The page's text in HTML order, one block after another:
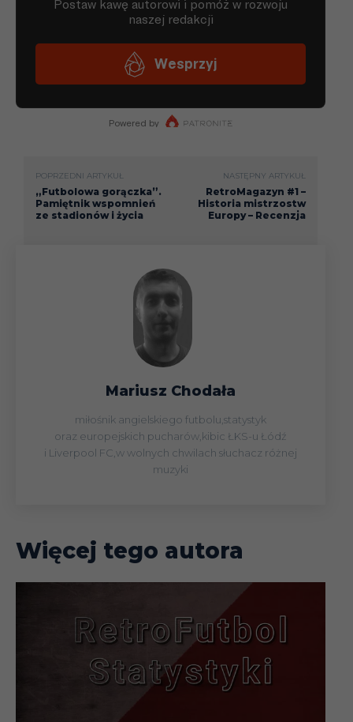
POPRZEDNI ARTYKUŁ
„Futbolowa gorączka”.
Pamiętnik wspomnień
ze stadionów i życia
NASTĘPNY ARTYKUŁ
RetroMagazyn #1 –
Historia mistrzostw
Europy – Recenzja
Mariusz Chodała
miłośnik angielskiego futbolu,statystyk
oraz europejskich pucharów,kibic ŁKS-u Łódź
i Liverpool FC,w wolnych chwilach słuchacz różnej
muzyki
Więcej tego autora